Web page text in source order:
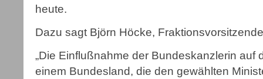
heute.
Dazu sagt Björn Höcke,
„Die Einflußnahme der Bundeskanzlerin auf
einem Bundesland, die den gewählten